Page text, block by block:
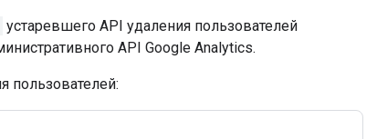
устаревшего API удаления пользователей
API Google Analytics.
пользователей: